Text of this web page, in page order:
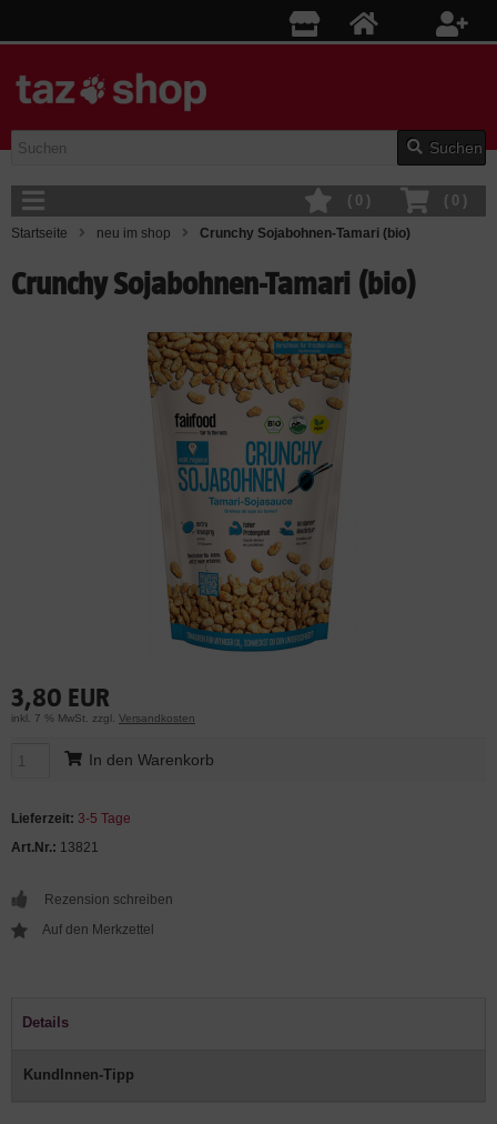
Suchen
( 0 )
( 0 )
Startseite neu im shop Crunchy Sojabohnen-Tamari (bio)
Crunchy Sojabohnen-Tamari (bio)
3,80 EUR
inkl. 7 % MwSt. zzgl. Versandkosten
In den Warenkorb
Lieferzeit: 3-5 Tage
Art.Nr.: 13821
Rezension schreiben
Details
KundInnen-Tipp